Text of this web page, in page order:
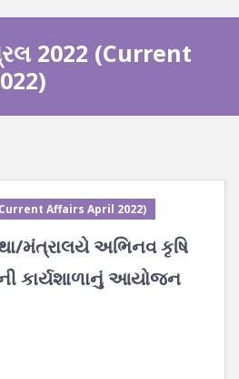
2022 (Current
Affairs April 2022)
મંત્રાલયે અભિનવ કૃષિ
કાર્યશાળાનું આયોજન